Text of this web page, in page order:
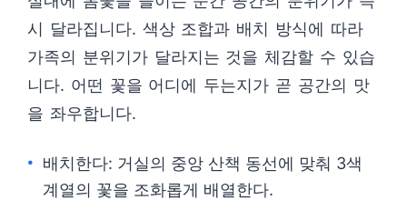
시 달라집니다. 색상 조합과 배치 방식에 따라
가족의 분위기가 달라지는 것을 체감할 수 있습
니다. 어떤 꽃을 어디에 두는지가 곧 공간의 맛
을 좌우합니다.
배치한다: 거실의 중앙 산책 동선에 맞춰 3색
계열의 꽃을 조화롭게 배열한다.